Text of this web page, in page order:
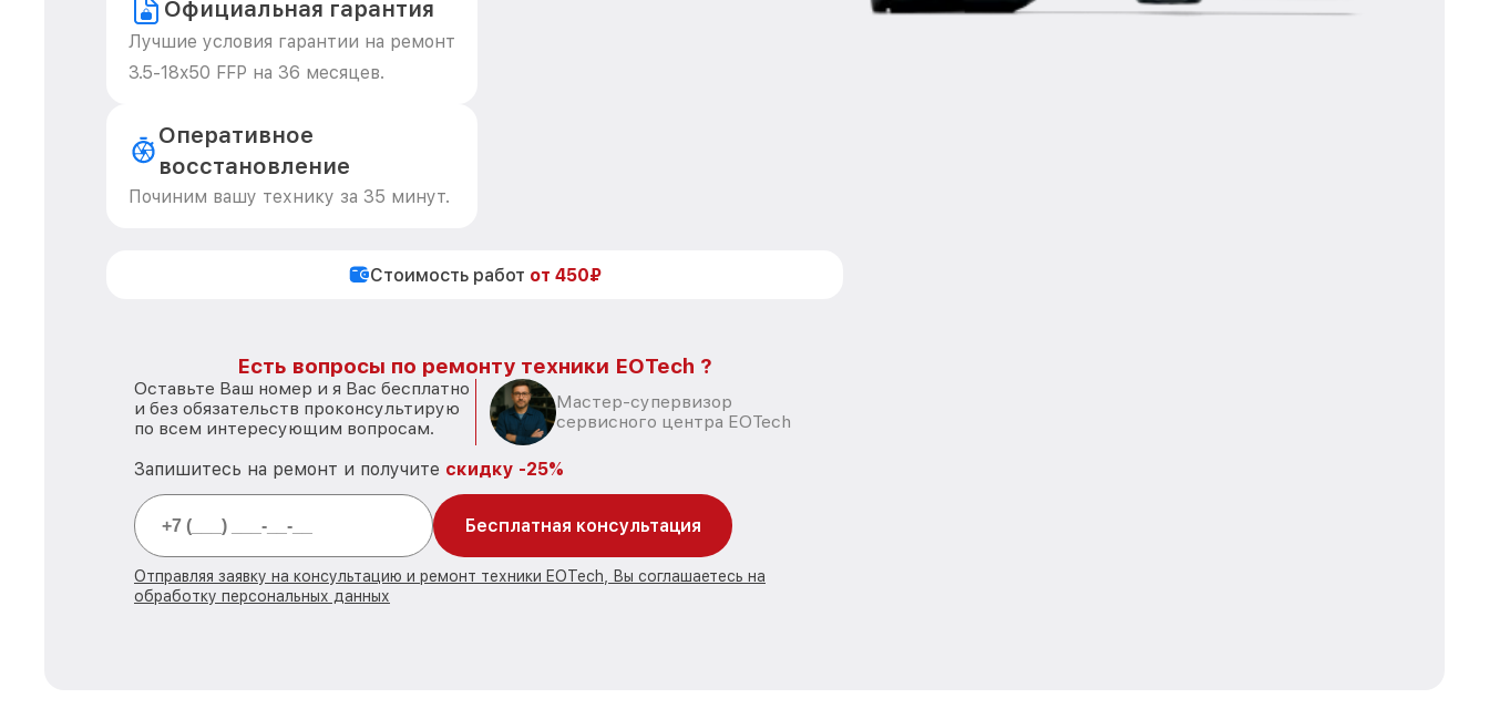
Официальная гарантия
Лучшие условия гарантии на ремонт
3.5-18x50 FFP на 36 месяцев.
Оперативное
восстановление
Починим вашу технику за 35 минут.
Стоимость работ от 450₽
Есть вопросы по ремонту техники EOTech ?
Оставьте Ваш номер и я Вас бесплатно
и без обязательств проконсультирую
по всем интересующим вопросам.
Мастер-супервизор
сервисного центра EOTech
Запишитесь на ремонт и получите скидку -25%
Бесплатная консультация
Отправляя заявку на консультацию и ремонт техники EOTech, Вы соглашаетесь на
обработку персональных данных